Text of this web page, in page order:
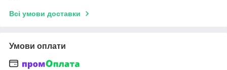
Всі умови доставки
Умови оплати